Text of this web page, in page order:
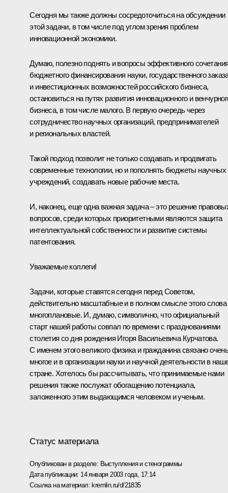
Сегодня мы также должны сосредоточиться на обсуждении
этой задачи, в том числе под углом зрения проблем
инновационной экономики.
Думаю, полезно поднять и вопросы эффективного
бюджетного финансирования науки, государственного
и инвестиционных возможностей российского бизнеса,
остановиться на путях развития инновационного и
бизнеса, в том числе малого. В первую очередь через
сотрудничество научных организаций, предпринимателей
и региональных властей.
Такой подход позволит не только создавать и продвигать
современные технологии, но и пополнять бюджеты научных
учреждений, создавать новые рабочие места.
И, наконец, еще одна важная задача – это решение
вопросов, среди которых приоритетными являются защита
интеллектуальной собственности и развитие системы
патентования.
Уважаемые коллеги!
Задачи, которые ставятся сегодня перед Советом,
действительно масштабные и в полном смысле этого слова
многоплановые. И, думаю, символично, что официальный
старт нашей работы совпал по времени с празднованиями
столетия со дня рождения Игоря Васильевича Курчатова.
С именем этого великого физика и гражданина связано
многое и в организации науки и научной деятельности в
стране. Хотелось бы рассчитывать, что принимаемые нами
решения также послужат обогащению потенциала,
заложенного этим выдающимся человеком и ученым.
Статус материала
Опубликован в разделе: Выступления и стенограммы
Дата публикации: 14 января 2003 года, 17:14
Ссылка на материал:kremlin.ru/d/21835